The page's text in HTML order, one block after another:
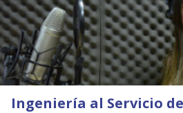
Ingeniería al Servicio